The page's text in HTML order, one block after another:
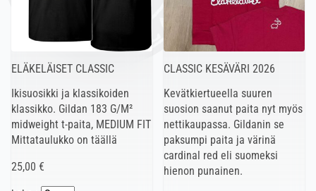
ELÄKELÄISET CLASSIC
Ikisuosikki ja klassikoiden
klassikko. Gildan 183 G/M²
midweight t-paita, MEDIUM FIT
Mittataulukko on täällä
25,00 €
CLASSIC KESÄVÄRI 2026
Kevätkiertueella suuren
suosion saanut paita nyt myös
nettikaupassa. Gildanin se
paksumpi paita ja värinä
cardinal red eli suomeksi
hienon punainen.